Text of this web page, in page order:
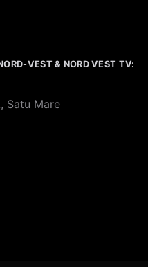
VEST & NORD VEST TV:
Satu Mare